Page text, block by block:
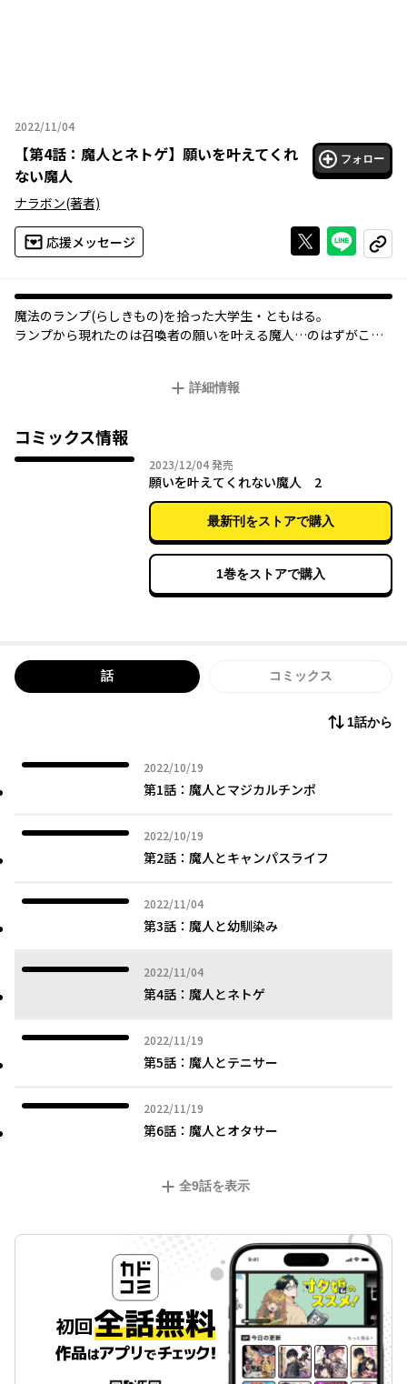
2022/11/04
2022年11月04日
【第4話：魔人とネトゲ】 願いを叶えてくれ
ない魔人
フォロー
ナラボン(著者)
応援メッセージ Xで投稿する
ライン
コピー
魔法のランプ(らしきもの)を拾った大学生・ともはる。
ランプから現れたのは召喚者の願いを叶える魔人…のはずがこの
詳細情報
コミックス情報
2023/12/042023年12月04日
発売
願いを叶えてくれない魔人 2
最新刊をストアで購入
1巻をストアで購入
話 コミックス
1話から
2022/10/19
2022年10月19日
第1話：魔人とマジカルチンポ
2022/10/19
2022年10月19日
第2話：魔人とキャンパスライフ
2022/11/04
2022年11月04日
第3話：魔人と幼馴染み
2022/11/04
2022年11月04日
第4話：魔人とネトゲ
2022/11/19
2022年11月19日
第5話：魔人とテニサー
2022/11/19
2022年11月19日
第6話：魔人とオタサー
全9話を表示